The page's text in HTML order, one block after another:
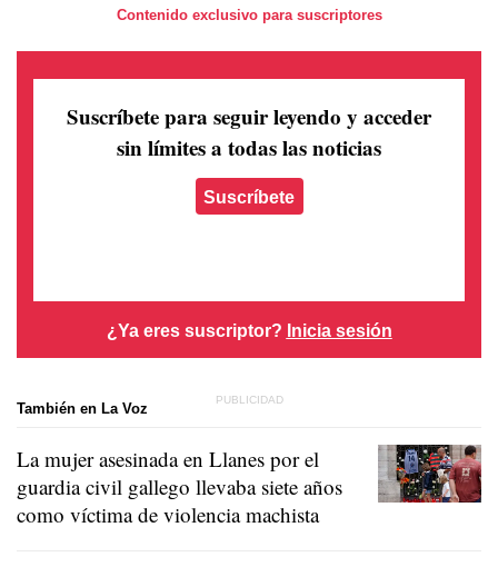
Contenido exclusivo para suscriptores
Suscríbete para seguir leyendo y acceder
sin límites a todas las noticias
Suscríbete
¿Ya eres suscriptor? Inicia sesión
También en La Voz
La mujer asesinada en Llanes por el
guardia civil gallego llevaba siete años
como víctima de violencia machista